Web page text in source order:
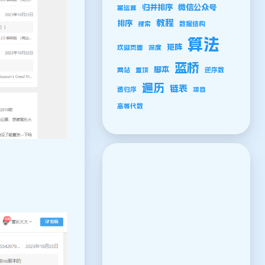
幂运算 归并排序 微信公众号
排序 搜索 教程 数据结构
欢迎页面 深度 矩阵 算法
网站 置顶 脚本 蓝桥 逆序数
递归序 遍历 链表 项目
高等代数